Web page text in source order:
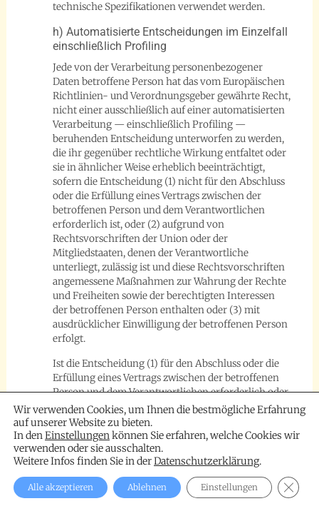
technische Spezifikationen verwendet werden.
h) Automatisierte Entscheidungen im Einzelfall
einschließlich Profiling
Jede von der Verarbeitung personenbezogener
Daten betroffene Person hat das vom Europäischen
Richtlinien- und Verordnungsgeber gewährte Recht,
nicht einer ausschließlich auf einer automatisierten
Verarbeitung — einschließlich Profiling —
beruhenden Entscheidung unterworfen zu werden,
die ihr gegenüber rechtliche Wirkung entfaltet oder
sie in ähnlicher Weise erheblich beeinträchtigt,
sofern die Entscheidung (1) nicht für den Abschluss
oder die Erfüllung eines Vertrags zwischen der
betroffenen Person und dem Verantwortlichen
erforderlich ist, oder (2) aufgrund von
Rechtsvorschriften der Union oder der
Mitgliedstaaten, denen der Verantwortliche
unterliegt, zulässig ist und diese Rechtsvorschriften
angemessene Maßnahmen zur Wahrung der Rechte
und Freiheiten sowie der berechtigten Interessen
der betroffenen Person enthalten oder (3) mit
ausdrücklicher Einwilligung der betroffenen Person
erfolgt.
Ist die Entscheidung (1) für den Abschluss oder die
Erfüllung eines Vertrags zwischen der betroffenen
Person und dem Verantwortlichen erforderlich oder
(2) erfolgt sie mit ausdrücklicher Einwilligung der
betroffenen Person, trifft die Knoll Wohnen GmbH
Co. KG / Betreutes Wohnen Amperblick
angemessene Maßnahmen, um die Rechte und
Freiheiten sowie die berechtigten Interessen der
betroffenen Person zu wahren, wozu mindestens das
Recht auf Erwirkung des Eingreifens einer Person
Wir verwenden Cookies, um Ihnen die bestmögliche Erfahrung
auf unserer Website zu bieten.
In denEinstellungenkönnen Sie erfahren, welche Cookies wir
verwenden oder sie ausschalten.
Weitere Infos finden Sie in derDatenschutzerklärung.
Alle akzeptieren Ablehnen Einstellungen